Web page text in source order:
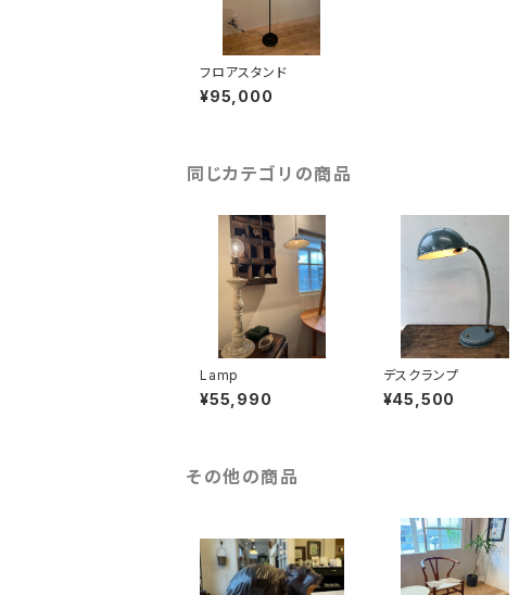
フロアスタンド
¥95,000
同じカテゴリの商品
Lamp
¥55,990
デスクランプ
¥45,500
その他の商品